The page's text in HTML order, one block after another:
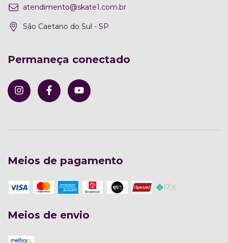
atendimento@skate1.com.br
São Caetano do Sul - SP
Permaneça conectado
Meios de pagamento
Meios de envio